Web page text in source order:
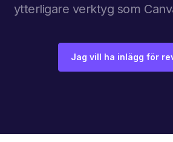
ytterligare verktyg som
Jag vill ha inlägg för